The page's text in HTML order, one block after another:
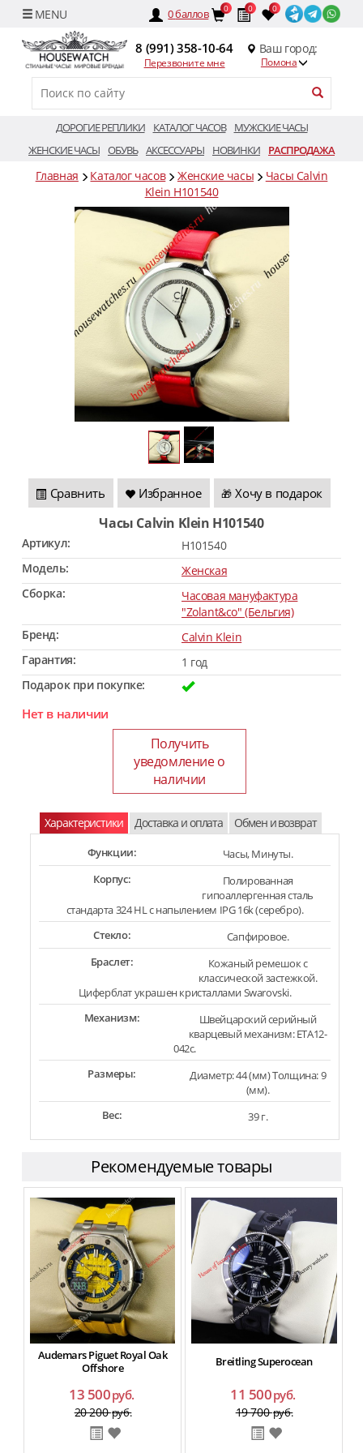
0баллов 0 0 0
8 (991) 358-10-64
Перезвоните мне
Ваш город:
Помона
ДОРОГИЕ РЕПЛИКИ КАТАЛОГ ЧАСОВ
МУЖСКИЕ ЧАСЫ
ЖЕНСКИЕ ЧАСЫ ОБУВЬ АКСЕССУАРЫ НОВИНКИ РАСПРОДАЖА
Главная Каталог часов Женские часы
Часы Calvin
Klein H101540
Сравнить Избранное 🎁 Хочу в подарок
Часы Calvin Klein H101540
Артикул:
H101540
Модель:
Женская
Сборка:
Часовая мануфактура
"Zolant&co" (Бельгия)
Бренд:
Calvin Klein
Гарантия:
1 год
Подарок при покупке:
Нет в наличии
Получить
уведомление о
наличии
Характеристики Доставка и оплата Обмен и возврат
Функции:
Часы, Минуты.
Корпус:
Полированная
гипоаллергенная сталь
стандарта 324 HL с напылением IPG 16k (серебро).
Стекло:
Сапфировое.
Браслет:
Кожаный ремешок с
классической застежкой.
Циферблат украшен кристаллами Swarovski.
Механизм:
Швейцарский серийный
кварцевый механизм: ETA12-
042c.
Размеры:
Диаметр: 44 (мм) Толщина: 9
(мм).
Вес:
39 г.
Рекомендуемые товары
Audemars Piguet Royal Oak
Offshore
13 500руб.
20 200руб.
Breitling Superocean
11 500руб.
19 700руб.